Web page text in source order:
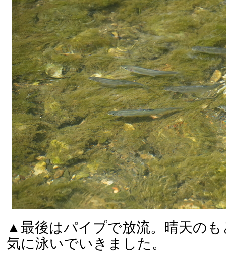
▲最後はパイプで放流。晴天の
気に泳いでいきました。